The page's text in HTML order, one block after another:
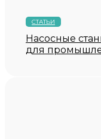
СТАТЬИ
Насосные
для